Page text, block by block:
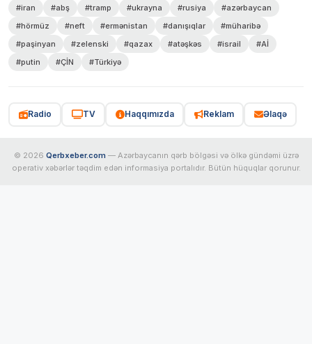
#iran #abş #tramp #ukrayna #rusiya
#azərbaycan
#hörmüz
#neft #ermənistan #danışıqlar
#müharibə
#paşinyan
#zelenski #qazax #atəşkəs #israil
#Aİ
#putin
#ÇİN #Türkiyə
Radio TV Haqqımızda Reklam Əlaqə
© 2026 Qerbxeber.com — Azərbaycanın qərb bölgəsi və ölkə gündəmi üzrə
operativ xəbərlər təqdim edən informasiya portalıdır. Bütün hüquqlar qorunur.